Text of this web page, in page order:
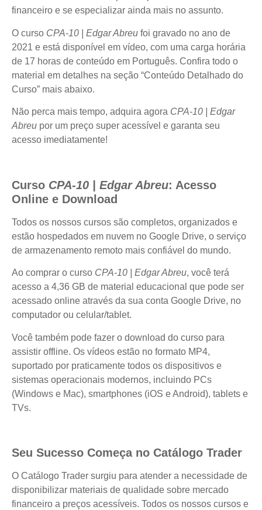
financeiro e se especializar ainda mais no assunto.
O curso CPA-10 | Edgar Abreu foi gravado no ano de
2021 e está disponível em vídeo, com uma carga horária
de 17 horas de conteúdo em Português. Confira todo o
material em detalhes na seção “Conteúdo Detalhado do
Curso” mais abaixo.
Não perca mais tempo, adquira agora CPA-10 | Edgar
Abreu por um preço super acessível e garanta seu
acesso imediatamente!
Curso CPA-10 | Edgar Abreu: Acesso
Online e Download
Todos os nossos cursos são completos, organizados e
estão hospedados em nuvem no Google Drive, o serviço
de armazenamento remoto mais confiável do mundo.
Ao comprar o curso CPA-10 | Edgar Abreu, você terá
acesso a 4,36 GB de material educacional que pode ser
acessado online através da sua conta Google Drive, no
computador ou celular/tablet.
Você também pode fazer o download do curso para
assistir offline. Os vídeos estão no formato MP4,
suportado por praticamente todos os dispositivos e
sistemas operacionais modernos, incluindo PCs
(Windows e Mac), smartphones (iOS e Android), tablets e
TVs.
Seu Sucesso Começa no Catálogo Trader
O Catálogo Trader surgiu para atender a necessidade de
disponibilizar materiais de qualidade sobre mercado
financeiro a preços acessíveis. Todos os nossos cursos e